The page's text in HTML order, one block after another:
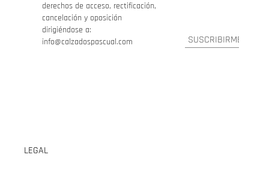
derechos de acceso, rectificación,
cancelación y oposición
dirigiéndose a:
info@calzadospascual.com
LEGAL